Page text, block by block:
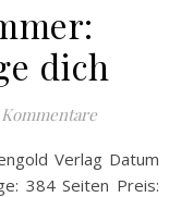
dich
384 Seiten Preis: